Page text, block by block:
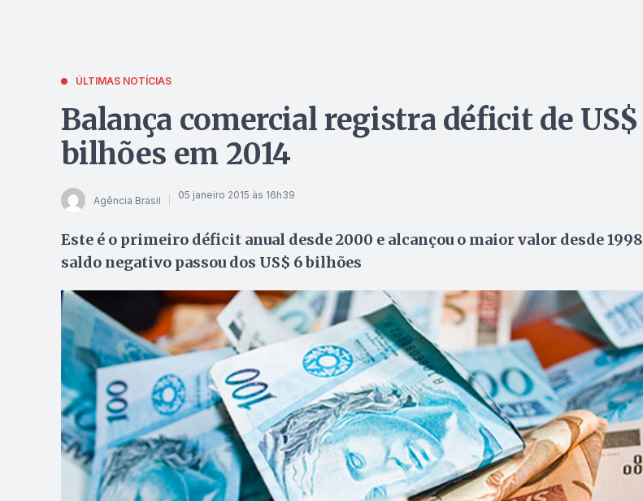
ÚLTIMAS NOTÍCIAS
Balança comercial registra déficit de US$
bilhões em 2014
Agência Brasil 05 janeiro 2015 às 16h39
Este é o primeiro déficit anual desde 2000 e alcançou o maior valor desde
saldo negativo passou dos US$ 6 bilhões